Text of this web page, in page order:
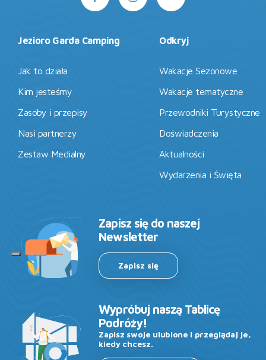
Jezioro Garda Camping
Jak to działa
Kim jesteśmy
Zasoby i przepisy
Nasi partnerzy
Zestaw Medialny
Odkryj
Wakacje Sezonowe
Wakacje tematyczne
Przewodniki Turystyczne
Doświadczenia
Aktualności
Wydarzenia i Święta
Zapisz się do naszej
Newsletter
Zapisz się
Wypróbuj naszą Tablicę
Podróży!
Zapisz swoje ulubione i przeglądaj je,
kiedy chcesz.